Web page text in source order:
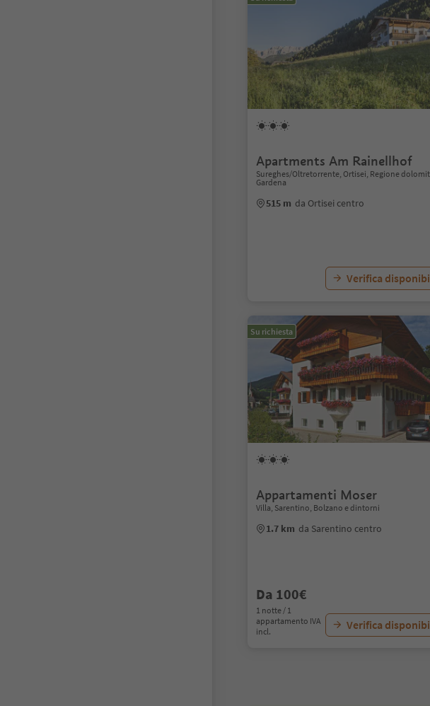
Apartments Am Rainellhof
Sureghes/Oltretorrente, Ortisei, Regione
Gardena
515 m da Ortisei centro
Verifica
Su richiesta
Appartamenti Moser
Villa, Sarentino, Bolzano e dintorni
1.7 km da Sarentino centro
Da 100€
1 notte / 1
appartamento IVA
incl.
Verifica